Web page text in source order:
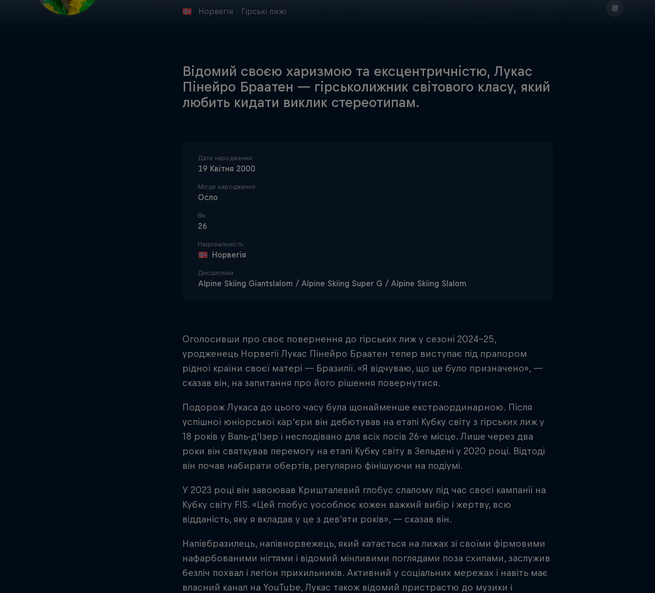
Норвегія · Гірські лижі
Відомий своєю харизмою та ексцентричністю, Лукас
Пінейро Браатен — гірськолижник світового класу, який
любить кидати виклик стереотипам.
Дата народження
19 Квітня 2000
Місце народження
Осло
Вік
26
Національність
Норвегія
Дисципліни
Alpine Skiing Giantslalom / Alpine Skiing Super G / Alpine Skiing Slalom
Оголосивши про своє повернення до гірських лиж у сезоні 2024-25,
уродженець Норвегії Лукас Пінейро Браатен тепер виступає під прапором
рідної країни своєї матері — Бразилії. «Я відчуваю, що це було призначено», —
сказав він, на запитання про його рішення повернутися.
Подорож Лукаса до цього часу була щонайменше екстраординарною. Після
успішної юніорської кар'єри він дебютував на етапі Кубку світу з гірських лиж у
18 років у Валь-д'Ізер і несподівано для всіх посів 26-е місце. Лише через два
роки він святкував перемогу на етапі Кубку світу в Зельдені у 2020 році. Відтоді
він почав набирати обертів, регулярно фінішуючи на подіумі.
У 2023 році він завоював Кришталевий глобус слалому під час своєї кампанії на
Кубку світу FIS. «Цей глобус уособлює кожен важкий вибір і жертву, всю
відданість, яку я вкладав у це з дев'яти років», — сказав він.
Напівбразилець, напівнорвежець, який катається на лижах зі своїми фірмовими
нафарбованими нігтями і відомий мінливими поглядами поза схилами, заслужив
безліч похвал і легіон прихильників. Активний у соціальних мережах і навіть має
власний канал на YouTube, Лукас також відомий пристрастю до музики і